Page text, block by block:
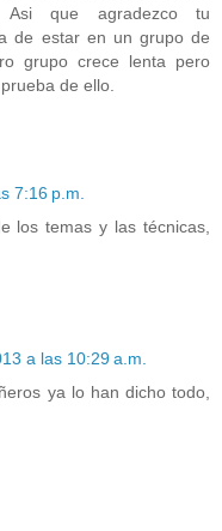
Asi que agradezco tu
de estar en un grupo de
grupo crece lenta pero
de ello.
7:16 p.m.
los temas y las técnicas,
a las 10:29 a.m.
ya lo han dicho todo,